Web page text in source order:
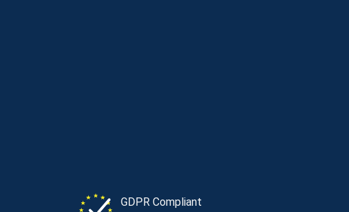
GDPR Compliant